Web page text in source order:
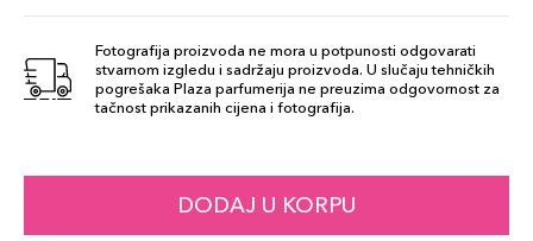
Fotografija proizvoda ne mora u potpunosti odgovarati
stvarnom izgledu i sadržaju proizvoda. U slučaju tehničkih
pogrešaka Plaza parfumerija ne preuzima odgovornost za
tačnost prikazanih cijena i fotografija.
DODAJ U KORPU